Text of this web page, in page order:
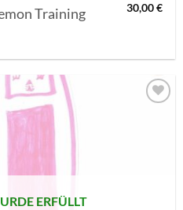
Training
30,00€
ERFÜLLT